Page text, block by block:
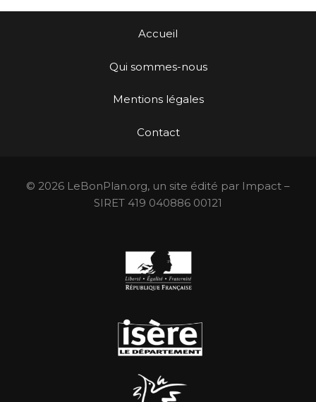
Accueil
Qui sommes-nous
Mentions légales
Contact
© 2026 LeBonPlan.org, un site édité par Impact –
SIRET 419 040886 00121